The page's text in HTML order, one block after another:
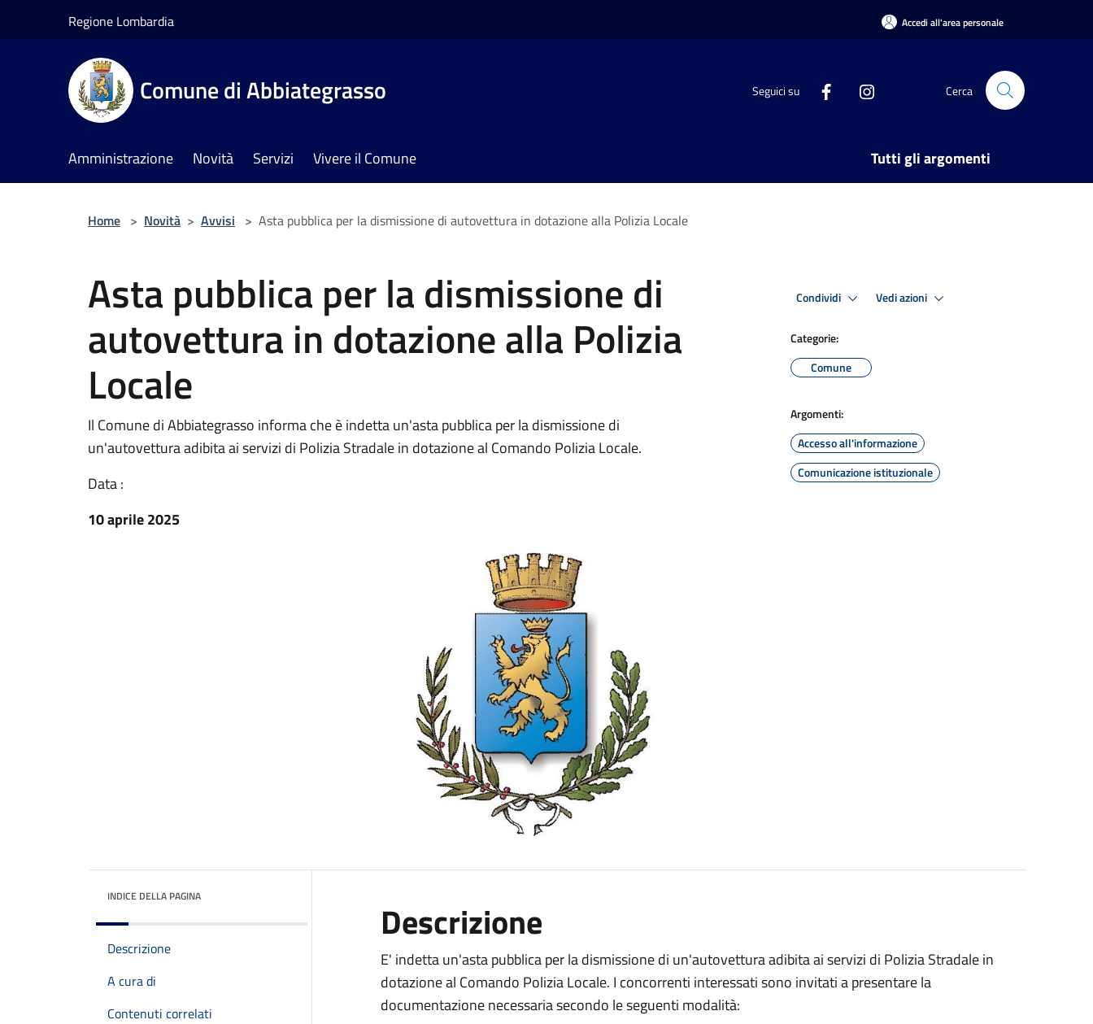
Regione Lombardia Accedi all'area personale
Comune di Abbiategrasso Seguici su Cerca
Amministrazione Novità Servizi Vivere il Comune Tutti gli argomenti
Home > Novità > Avvisi > Asta pubblica per la dismissione di autovettura in dotazione alla Polizia Locale
Asta pubblica per la dismissione di
autovettura in dotazione alla Polizia
Locale
Il Comune di Abbiategrasso informa che è indetta un'asta pubblica per la dismissione di
un'autovettura adibita ai servizi di Polizia Stradale in dotazione al Comando Polizia Locale.
Data :
10 aprile 2025
Condividi Vedi azioni
Categorie:
Comune
Argomenti:
Accesso all'informazione
Comunicazione istituzionale
INDICE DELLA PAGINA
Descrizione
A cura di
Contenuti correlati
Descrizione
E' indetta un'asta pubblica per la dismissione di un'autovettura adibita ai servizi di Polizia Stradale in
dotazione al Comando Polizia Locale. I concorrenti interessati sono invitati a presentare la
documentazione necessaria secondo le seguenti modalità: